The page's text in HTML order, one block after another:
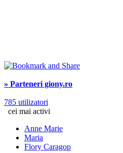
» Parteneri giony.ro
785 utilizatori
cei mai activi
Anne Marie
Maria
Flory Caragop